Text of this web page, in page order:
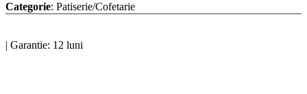
Categorie: Patiserie/Cofetarie
| Garantie: 12 luni